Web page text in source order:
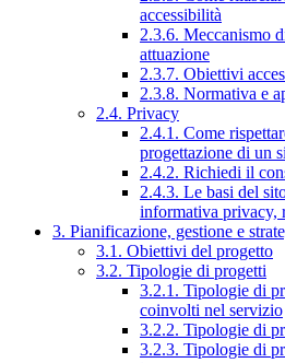
accessibilità
2.3.6. Meccanismo
attuazione
2.3.7. Obiettivi
2.3.8. Normativa e
2.4. Privacy
2.4.1. Come
progettazione di un
2.4.2. Richiedi il
2.4.3. Le basi del
informativa privacy,
3. Pianificazione, gestione e
3.1. Obiettivi del progetto
3.2. Tipologie di progetti
3.2.1. Tipologie di
coinvolti nel servizio
3.2.2. Tipologie di
3.2.3. Tipologie di